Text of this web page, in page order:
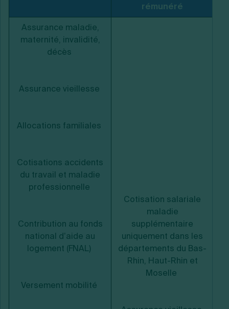
rémunéré
Assurance maladie,
maternité, invalidité,
décès
Assurance vieillesse
Allocations familiales
Cotisations accidents
du travail et maladie
professionnelle
Contribution au fonds
national d’aide au
logement (FNAL)
Versement mobilité
Cotisation salariale
maladie
supplémentaire
uniquement dans les
départements du Bas-
Rhin, Haut-Rhin et
Moselle